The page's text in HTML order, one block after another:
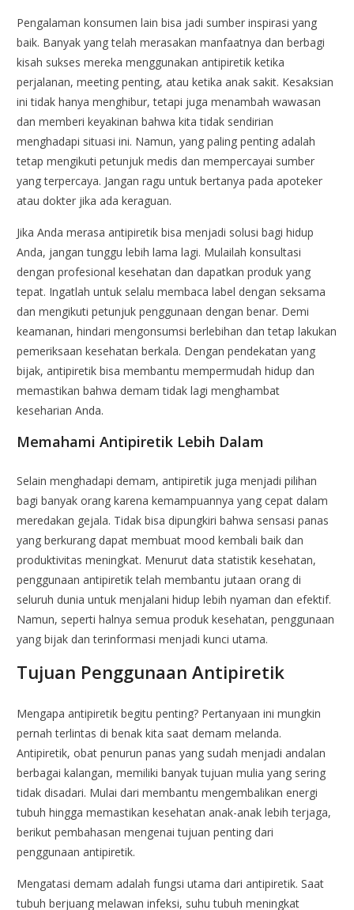
Pengalaman konsumen lain bisa jadi sumber inspirasi yang
baik. Banyak yang telah merasakan manfaatnya dan berbagi
kisah sukses mereka menggunakan antipiretik ketika
perjalanan, meeting penting, atau ketika anak sakit. Kesaksian
ini tidak hanya menghibur, tetapi juga menambah wawasan
dan memberi keyakinan bahwa kita tidak sendirian
menghadapi situasi ini. Namun, yang paling penting adalah
tetap mengikuti petunjuk medis dan mempercayai sumber
yang terpercaya. Jangan ragu untuk bertanya pada apoteker
atau dokter jika ada keraguan.
Jika Anda merasa antipiretik bisa menjadi solusi bagi hidup
Anda, jangan tunggu lebih lama lagi. Mulailah konsultasi
dengan profesional kesehatan dan dapatkan produk yang
tepat. Ingatlah untuk selalu membaca label dengan seksama
dan mengikuti petunjuk penggunaan dengan benar. Demi
keamanan, hindari mengonsumsi berlebihan dan tetap lakukan
pemeriksaan kesehatan berkala. Dengan pendekatan yang
bijak, antipiretik bisa membantu mempermudah hidup dan
memastikan bahwa demam tidak lagi menghambat
keseharian Anda.
Memahami Antipiretik Lebih Dalam
Selain menghadapi demam, antipiretik juga menjadi pilihan
bagi banyak orang karena kemampuannya yang cepat dalam
meredakan gejala. Tidak bisa dipungkiri bahwa sensasi panas
yang berkurang dapat membuat mood kembali baik dan
produktivitas meningkat. Menurut data statistik kesehatan,
penggunaan antipiretik telah membantu jutaan orang di
seluruh dunia untuk menjalani hidup lebih nyaman dan efektif.
Namun, seperti halnya semua produk kesehatan, penggunaan
yang bijak dan terinformasi menjadi kunci utama.
Tujuan Penggunaan Antipiretik
Mengapa antipiretik begitu penting? Pertanyaan ini mungkin
pernah terlintas di benak kita saat demam melanda.
Antipiretik, obat penurun panas yang sudah menjadi andalan
berbagai kalangan, memiliki banyak tujuan mulia yang sering
tidak disadari. Mulai dari membantu mengembalikan energi
tubuh hingga memastikan kesehatan anak-anak lebih terjaga,
berikut pembahasan mengenai tujuan penting dari
penggunaan antipiretik.
Mengatasi demam adalah fungsi utama dari antipiretik. Saat
tubuh berjuang melawan infeksi, suhu tubuh meningkat